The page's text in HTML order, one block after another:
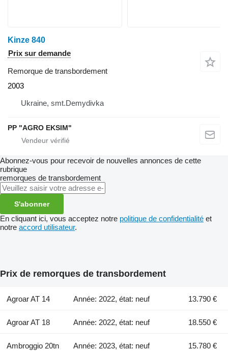
Kinze 840
Prix sur demande
Remorque de transbordement
2003
Ukraine, smt.Demydivka
PP "AGRO EKSIM"
Abonnez-vous pour recevoir de nouvelles annonces de cette
rubrique
remorques de transbordement
S'abonner
En cliquant ici, vous acceptez notre politique de confidentialité et
notre accord utilisateur.
Prix de remorques de transbordement
Agroar AT 14 Année: 2022, état: neuf 13.790 €
Agroar AT 18 Année: 2022, état: neuf 18.550 €
Ambroggio 20tn Année: 2023, état: neuf 15.780 €